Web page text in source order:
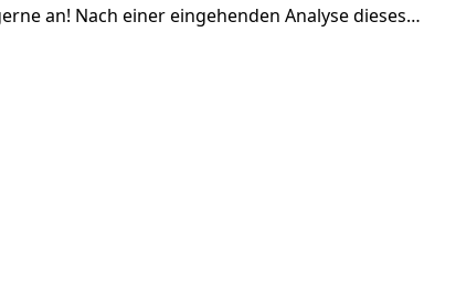
an! Nach einer eingehenden Analyse dieses…